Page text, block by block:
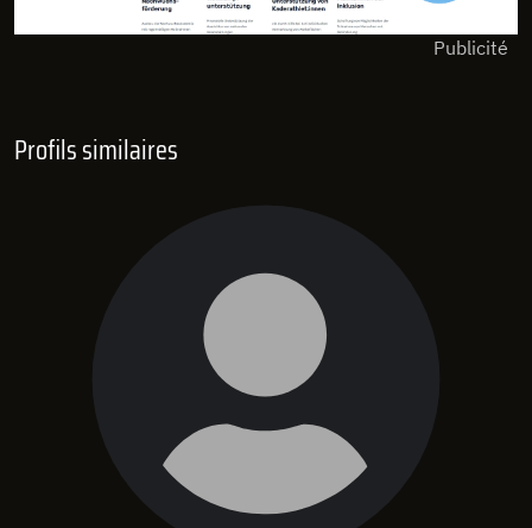
Publicité
Profils similaires